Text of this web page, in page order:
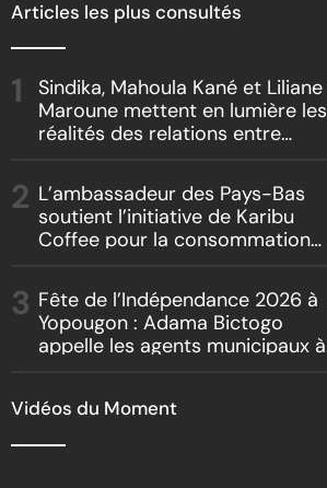
Articles les plus consultés
Sindika, Mahoula Kané et Liliane
Maroune mettent en lumière les
réalités des relations entre
« Boss vs Boss »
L’ambassadeur des Pays-Bas
soutient l’initiative de Karibu
Coffee pour la consommation
reboisement
Fête de l’Indépendance 2026 à
Yopougon : Adama Bictogo
appelle les agents municipaux à
Vidéos du Moment